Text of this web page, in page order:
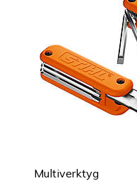
Multiverktyg